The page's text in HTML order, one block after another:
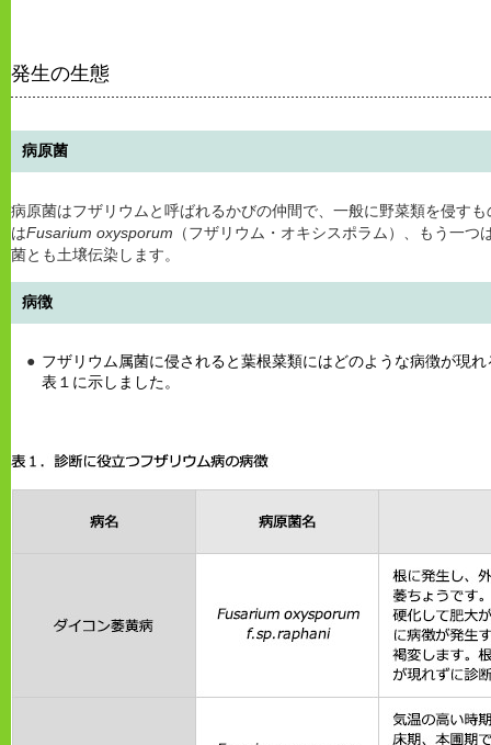
発生の生態
病原菌
病原菌はフザリウムと呼ばれるかびの仲間で、一般に野菜類を侵す
はFusarium oxysporum （フザリウム・オキシスポラム）、もう一つ
菌とも土壌伝染します。
病徴
フザリウム属菌に侵されると葉根菜類にはどのような病徴が現
表１に示しました。